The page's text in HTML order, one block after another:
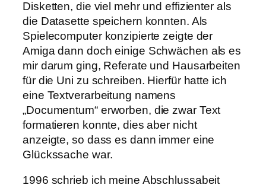
Disketten, die viel mehr und effizienter als
die Datasette speichern konnten. Als
Spielecomputer konzipierte zeigte der
Amiga dann doch einige Schwächen als es
mir darum ging, Referate und Hausarbeiten
für die Uni zu schreiben. Hierfür hatte ich
eine Textverarbeitung namens
„Documentum“ erworben, die zwar Text
formatieren konnte, dies aber nicht
anzeigte, so dass es dann immer eine
Glückssache war.
1996 schrieb ich meine Abschlussabeit